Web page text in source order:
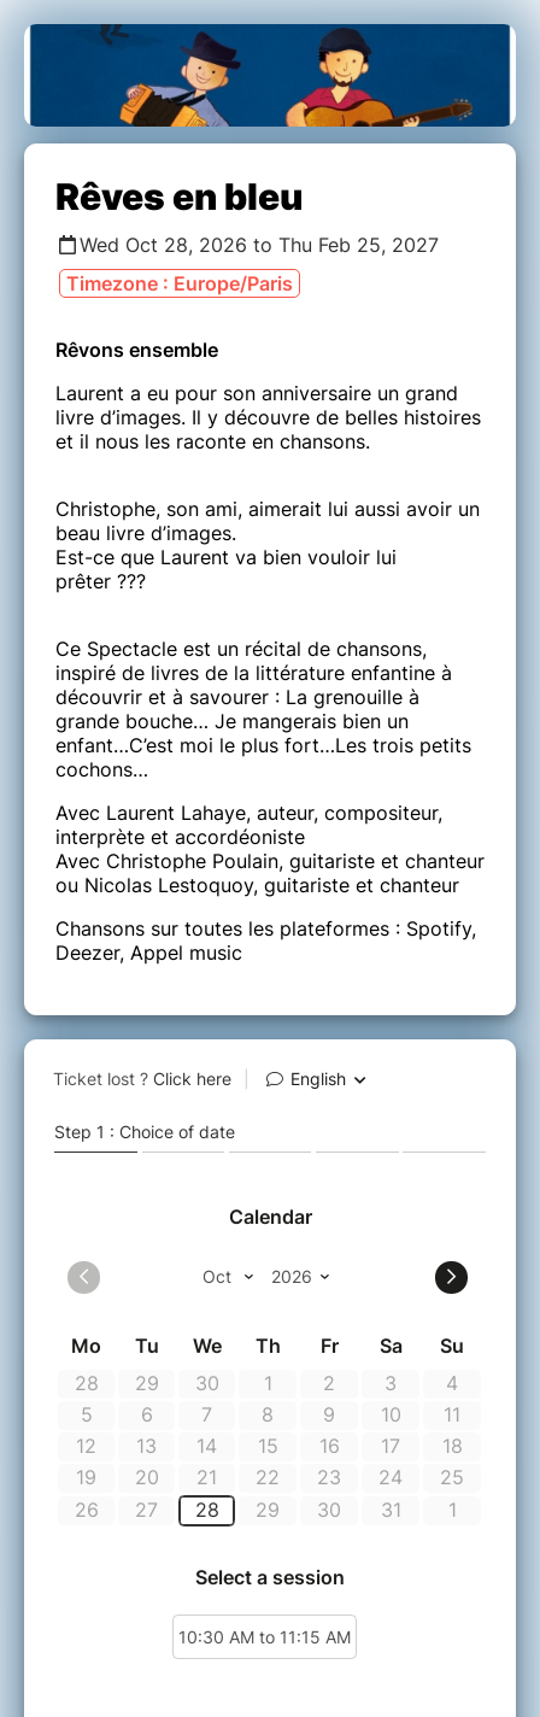
Rêves en bleu
Wed Oct 28, 2026 to Thu Feb 25, 2027
Timezone : Europe/Paris
Rêvons ensemble
Laurent a eu pour son anniversaire un grand
livre d’images. Il y découvre de belles histoires
et il nous les raconte en chansons.
Christophe, son ami, aimerait lui aussi avoir un
beau livre d’images.
Est-ce que Laurent va bien vouloir lui
prêter ???
Ce Spectacle est un récital de chansons,
inspiré de livres de la littérature enfantine à
découvrir et à savourer : La grenouille à
grande bouche… Je mangerais bien un
enfant…C’est moi le plus fort…Les trois petits
cochons…
Avec Laurent Lahaye, auteur, compositeur,
interprète et accordéoniste
Avec Christophe Poulain, guitariste et chanteur
ou Nicolas Lestoquoy, guitariste et chanteur
Chansons sur toutes les plateformes : Spotify,
Deezer, Appel music